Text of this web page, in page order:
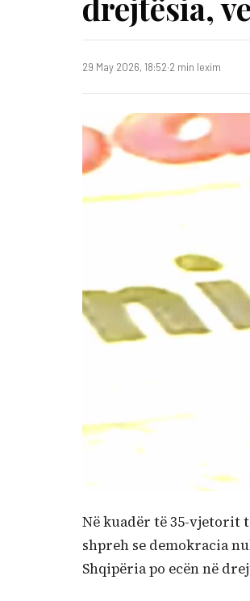
29 May 2026, 18:52·2 min lexim
Në kuadër të 35-vjetorit
shpreh se demokracia
Shqipëria po ecën në